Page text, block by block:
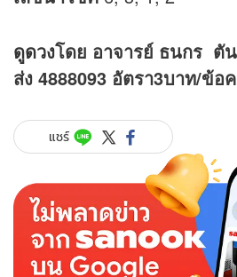
ดูดวงโดย อาจารย์ ธนกร ตั
ส่ง 4888093 อัตรา3บาท/ข้อ
แชร์